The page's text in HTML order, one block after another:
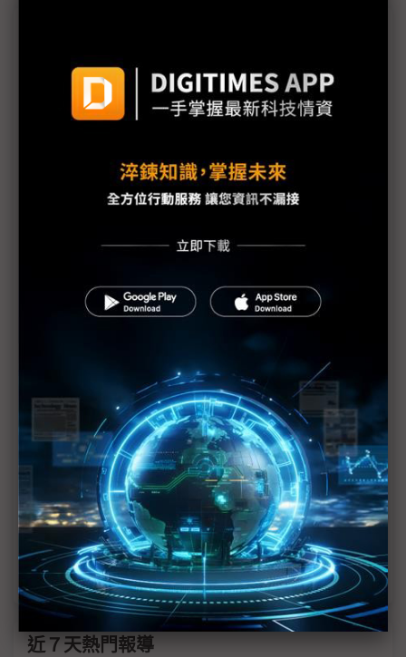
中系半導體供應鏈「螞蟻搬家」 逐漸擴大東南亞影
中廠深耕東南亞封測聚落 長川鎖定高功率需求、耐
鍵：這不是你死我活的比賽
科技1分鐘：穎崴SEMICON SEA 2026布局策略
SEMICON SEA 2026揭幕 東南亞鏈入全球價值鏈核
心、全球半導體產業跨入「多兆」時代
崇越搶攻星馬半導體商機 攜手倍利科等供應商參展
SEMICON SEA 2026
SEMICON SEA 2026 將登場 揭開大馬半導體新頁
近７天熱門報導